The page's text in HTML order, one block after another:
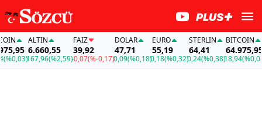
ALTIN
6.660,55
167,96(%2,59)
FAİZ
39,92
-0,07(%-0,17)
DOLAR
47,71
0,09(%0,18)
EURO
55,19
0,18(%0,32)
STERLIN
64,41
0,24(%0,38)
BITCOIN
64.975,95
18,94(%0,03)